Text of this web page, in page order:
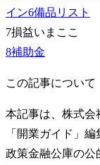
イン6備品リスト
7損益いまここ
8補助金
この記事について
本記事は、株式会
「開業ガイド」
政策金融公庫の公